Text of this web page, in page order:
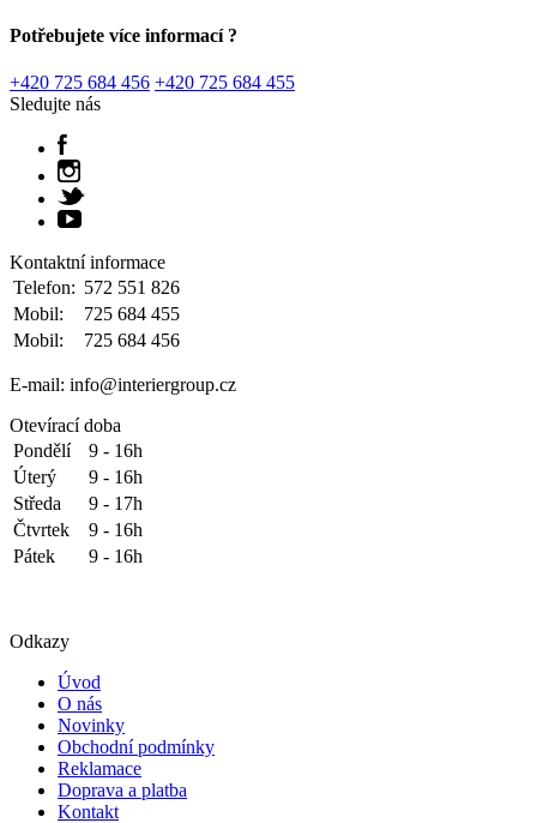
Potřebujete více informací ?
+420 725 684 456 +420 725 684 455
Sledujte nás
Kontaktní informace
Telefon: 572 551 826
Mobil:
725 684 455
Mobil:
725 684 456
E-mail: info@interiergroup.cz
Otevírací doba
Pondělí
9 - 16h
Úterý
9 - 16h
Středa
9 - 17h
Čtvrtek
9 - 16h
Pátek
9 - 16h
Odkazy
Úvod
O nás
Novinky
Obchodní podmínky
Reklamace
Doprava a platba
Kontakt